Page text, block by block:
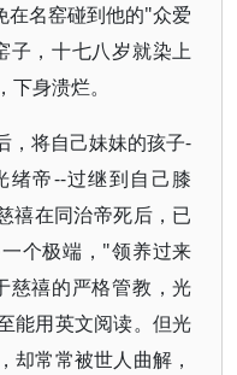
名窑碰到他的"众爱
子，十七八岁就染上
身溃烂。
，将自己妹妹的孩子-
绪帝--过继到自己膝
禧在同治帝死后，已
个极端，"领养过来
慈禧的严格管教，光
能用英文阅读。但光
却常常被世人曲解，